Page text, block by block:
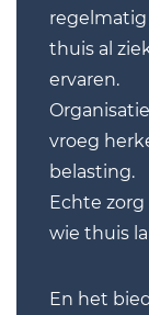
thuis al
ervaren.
vroeg
belasting.
Echte
wie thuis
En het